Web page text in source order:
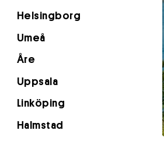
Helsingborg
Umeå
Åre
Uppsala
Linköping
Halmstad